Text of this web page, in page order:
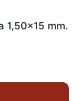
1,50×15 mm.